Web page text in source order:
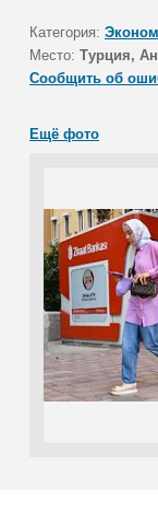
Категория:
Место: Турция,
Сообщить об
Ещё фото